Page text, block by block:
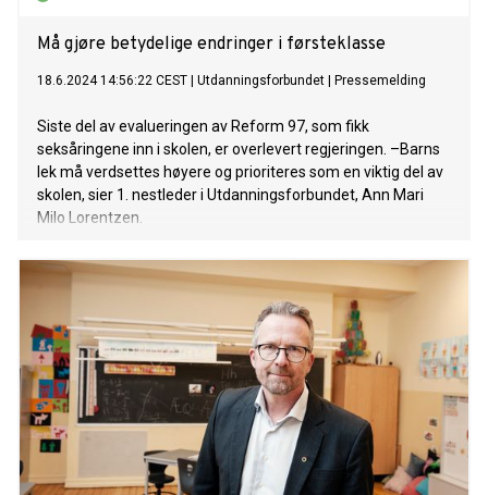
Må gjøre betydelige endringer i førsteklasse
18.6.2024 14:56:22 CEST Utdanningsforbundet Pressemelding
Siste del av evalueringen av Reform 97, som fikk
seksåringene inn i skolen, er overlevert regjeringen. –Barns
lek må verdsettes høyere og prioriteres som en viktig del av
skolen, sier 1. nestleder i Utdanningsforbundet, Ann Mari
Milo Lorentzen.